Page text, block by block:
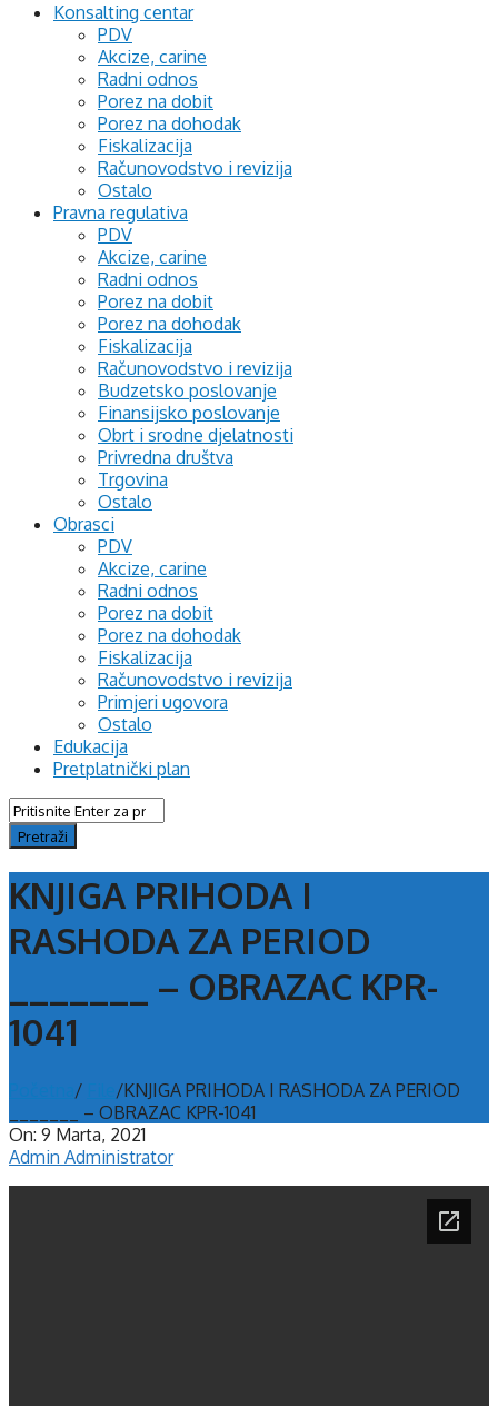
Konsalting centar
PDV
Akcize, carine
Radni odnos
Porez na dobit
Porez na dohodak
Fiskalizacija
Računovodstvo i revizija
Ostalo
Pravna regulativa
PDV
Akcize, carine
Radni odnos
Porez na dobit
Porez na dohodak
Fiskalizacija
Računovodstvo i revizija
Budzetsko poslovanje
Finansijsko poslovanje
Obrt i srodne djelatnosti
Privredna društva
Trgovina
Ostalo
Obrasci
PDV
Akcize, carine
Radni odnos
Porez na dobit
Porez na dohodak
Fiskalizacija
Računovodstvo i revizija
Primjeri ugovora
Ostalo
Edukacija
Pretplatnički plan
KNJIGA PRIHODA I
RASHODA ZA PERIOD
_______ – OBRAZAC KPR-
1041
/ /KNJIGA PRIHODA I RASHODA ZA PERIOD
_______ – OBRAZAC KPR-1041
On: 9 Marta, 2021
Admin Administrator